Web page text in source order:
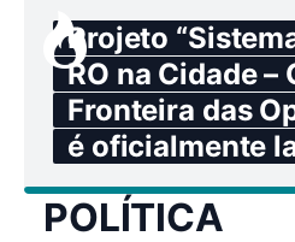
Projeto
RO na Cidade –
Fronteira das
é oficialmente
POLÍTICA